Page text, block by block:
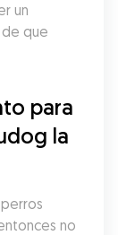
un
de que
para
la
no